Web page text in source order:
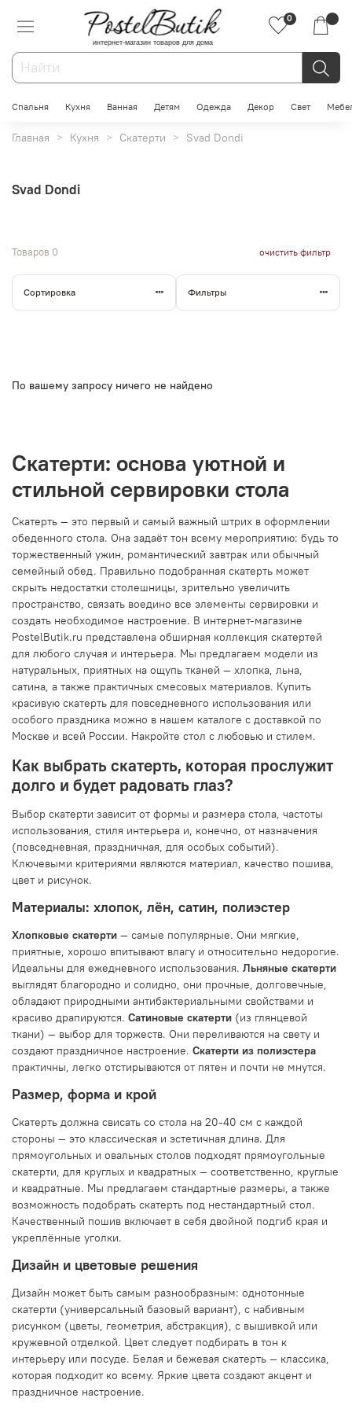
интернет-магазин товаров для дома
0
Спальня Кухня Ванная Детям Одежда Декор Свет
Главная Кухня Скатерти Svad Dondi
Svad Dondi
Товаров 0 очистить фильтр
Сортировка Фильтры
По вашему запросу ничего не найдено
Скатерти: основа уютной и
стильной сервировки стола
Скатерть — это первый и самый важный штрих в оформлении
обеденного стола. Она задаёт тон всему мероприятию: будь то
торжественный ужин, романтический завтрак или обычный
семейный обед. Правильно подобранная скатерть может
скрыть недостатки столешницы, зрительно увеличить
пространство, связать воедино все элементы сервировки и
создать необходимое настроение. В интернет-магазине
PostelButik.ru представлена обширная коллекция скатертей
для любого случая и интерьера. Мы предлагаем модели из
натуральных, приятных на ощупь тканей — хлопка, льна,
сатина, а также практичных смесовых материалов. Купить
красивую скатерть для повседневного использования или
особого праздника можно в нашем каталоге с доставкой по
Москве и всей России. Накройте стол с любовью и стилем.
Как выбрать скатерть, которая прослужит
долго и будет радовать глаз?
Выбор скатерти зависит от формы и размера стола, частоты
использования, стиля интерьера и, конечно, от назначения
(повседневная, праздничная, для особых событий).
Ключевыми критериями являются материал, качество пошива,
цвет и рисунок.
Материалы: хлопок, лён, сатин, полиэстер
Хлопковые скатерти — самые популярные. Они мягкие,
приятные, хорошо впитывают влагу и относительно недорогие.
Идеальны для ежедневного использования. Льняные скатерти
выглядят благородно и солидно, они прочные, долговечные,
обладают природными антибактериальными свойствами и
красиво драпируются. Сатиновые скатерти (из глянцевой
ткани) — выбор для торжеств. Они переливаются на свету и
создают праздничное настроение. Скатерти из полиэстера
практичны, легко отстирываются от пятен и почти не мнутся.
Размер, форма и крой
Скатерть должна свисать со стола на 20-40 см с каждой
стороны — это классическая и эстетичная длина. Для
прямоугольных и овальных столов подходят прямоугольные
скатерти, для круглых и квадратных — соответственно, круглые
и квадратные. Мы предлагаем стандартные размеры, а также
возможность подобрать скатерть под нестандартный стол.
Качественный пошив включает в себя двойной подгиб края и
укреплённые уголки.
Дизайн и цветовые решения
Дизайн может быть самым разнообразным: однотонные
скатерти (универсальный базовый вариант), с набивным
рисунком (цветы, геометрия, абстракция), с вышивкой или
кружевной отделкой. Цвет следует подбирать в тон к
интерьеру или посуде. Белая и бежевая скатерть — классика,
которая подходит ко всему. Яркие цвета создают акцент и
праздничное настроение.